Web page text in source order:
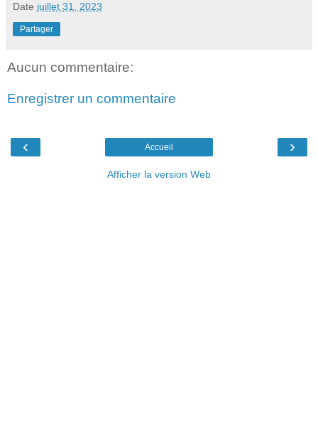
Date juillet 31, 2023
Partager
Aucun commentaire:
Enregistrer un commentaire
‹ ›
Accueil
Afficher la version Web